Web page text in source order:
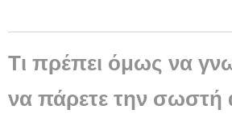
Τι πρέπει όμως να
να πάρετε την